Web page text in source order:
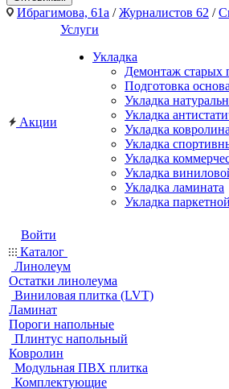
Ибрагимова, 61а /Журналистов 62 /
Акции
Услуги
Укладка
Демонтаж старых
Подготовка
Укладка
Укладка
Укладка
Укладка
Укладка
Укладка
Укладка ламината
Укладка
Войти
Каталог
Линолеум
Остатки линолеума
Виниловая плитка (LVT)
Ламинат
Пороги напольные
Плинтус напольный
Ковролин
Модульная ПВХ плитка
Комплектующие